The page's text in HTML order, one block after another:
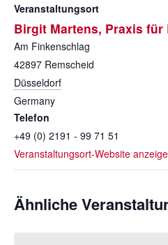
Veranstaltungsort
Birgit Martens, Praxis für
Am Finkenschlag
42897 Remscheid
Düsseldorf
Germany
Telefon
+49 (0) 2191 - 99 71 51
Veranstaltungsort-Website
Ähnliche